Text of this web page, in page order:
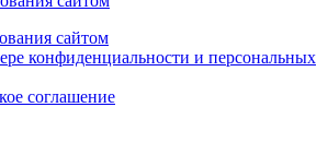
сайтом
конфиденциальности и персональных
соглашение